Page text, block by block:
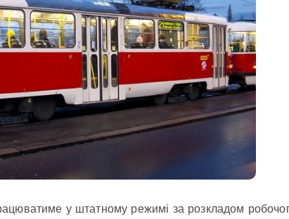
у штатному режимі за розкладом